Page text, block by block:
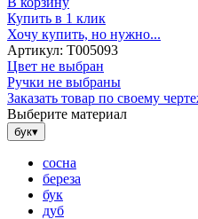
Купить в 1 клик
Хочу купить, но нужно...
Артикул: Т005093
Цвет не выбран
Ручки не выбраны
Заказать товар по своему
Выберите материал
бук▾
сосна
береза
бук
дуб